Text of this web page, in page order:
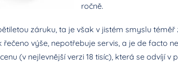
ročně.
záruku, ta je však v jistém smyslu téměř
výše, nepotřebuje servis, a je de facto
(v nejlevnější verzi 18 tisíc), která se odvíjí